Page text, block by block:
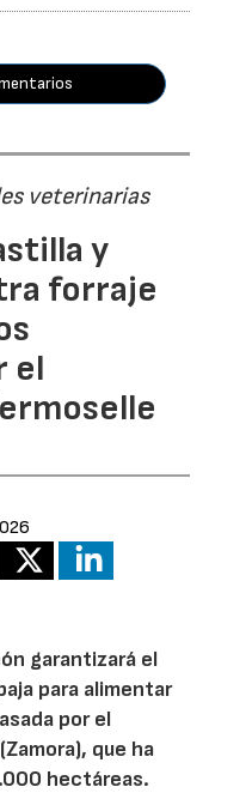
veterinarias
y
forraje
el
garantizará el
para alimentar
por el
que ha
hectáreas.